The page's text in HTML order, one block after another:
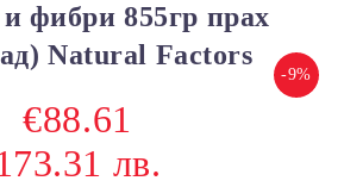
фибри 855гр прах
Natural Factors
-9%
€88.61
лв.